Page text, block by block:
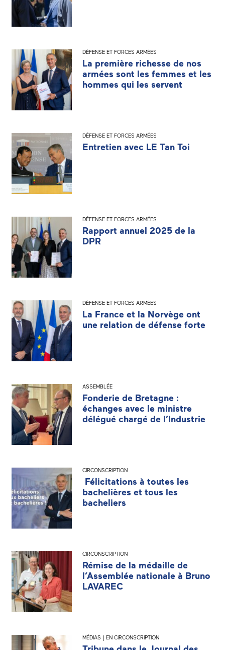
DÉFENSE ET FORCES ARMÉES
La première richesse de nos
armées sont les femmes et les
hommes qui les servent
DÉFENSE ET FORCES ARMÉES
Entretien avec LE Tan Toi
DÉFENSE ET FORCES ARMÉES
Rapport annuel 2025 de la
DPR
DÉFENSE ET FORCES ARMÉES
La France et la Norvège ont
une relation de défense forte
ASSEMBLÉE
Fonderie de Bretagne :
échanges avec le ministre
délégué chargé de l’Industrie
CIRCONSCRIPTION
Félicitations à toutes les
bachelières et tous les
bacheliers
CIRCONSCRIPTION
Rémise de la médaille de
l’Assemblée nationale à Bruno
LAVAREC
MÉDIAS | EN CIRCONSCRIPTION